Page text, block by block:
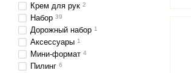
Крем для рук 2
Набор 39
Дорожный набор 1
Аксессуары 1
Мини-формат 4
Пилинг 6